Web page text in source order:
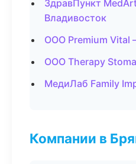
ЗдравПункт
Владивосток
ООО Premium Vital
ООО Therapy
МедиЛаб Family
Компании в